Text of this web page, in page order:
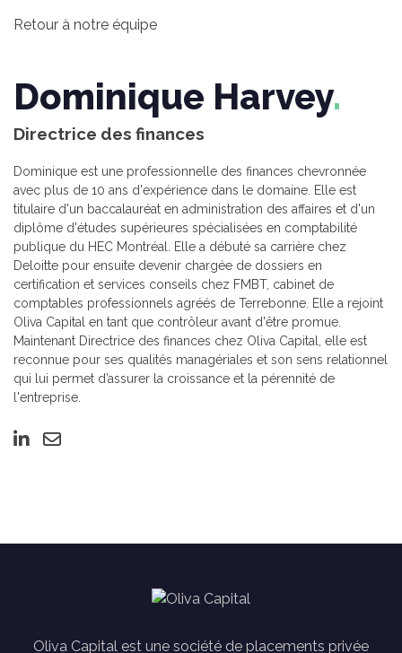
Retour à notre équipe
Dominique Harvey
Directrice des finances
Dominique est une professionnelle des finances chevronnée
avec plus de 10 ans d'expérience dans le domaine. Elle est
titulaire d'un baccalauréat en administration des affaires et d'un
diplôme d'études supérieures spécialisées en comptabilité
publique du HEC Montréal. Elle a débuté sa carrière chez
Deloitte pour ensuite devenir chargée de dossiers en
certification et services conseils chez FMBT, cabinet de
comptables professionnels agréés de Terrebonne. Elle a rejoint
Oliva Capital en tant que contrôleur avant d'être promue.
Maintenant Directrice des finances chez Oliva Capital, elle est
reconnue pour ses qualités managériales et son sens relationnel
qui lui permet d’assurer la croissance et la pérennité de
l'entreprise.
Oliva Capital est une société de placements privée